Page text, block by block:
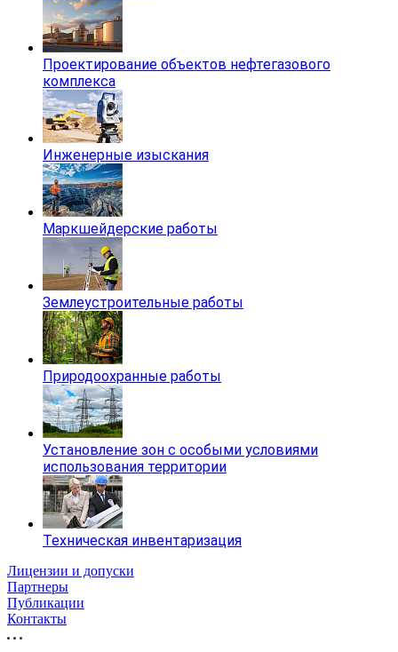
Проектирование объектов нефтегазового
комплекса
Инженерные изыскания
Маркшейдерские работы
Землеустроительные работы
Природоохранные работы
Установление зон с особыми условиями
использования территории
Техническая инвентаризация
Лицензии и допуски
Партнеры
Публикации
Контакты